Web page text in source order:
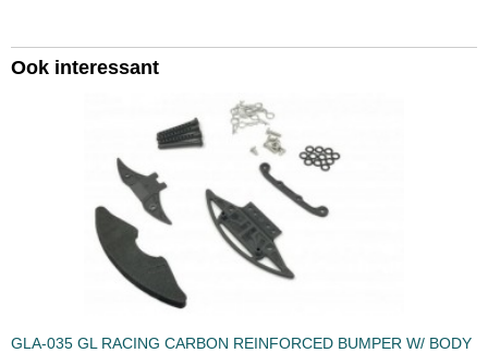
Bruto gewicht
0,10 Kg
Ook interessant
GLA-035 GL RACING CARBON REINFORCED BUMPER W/ BODY